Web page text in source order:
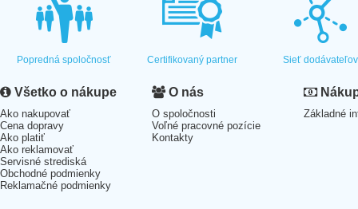
Popredná spoločnosť Certifikovaný partner Sieť dodávateľov
Všetko o nákupe
Ako nakupovať
Cena dopravy
Ako platiť
Ako reklamovať
Servisné strediská
Obchodné podmienky
Reklamačné podmienky
O nás
O spoločnosti
Voľné pracovné pozície
Kontakty
Základné